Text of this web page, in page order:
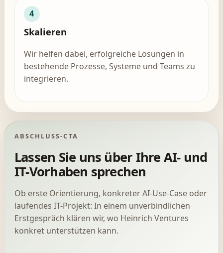
4
Skalieren
Wir helfen dabei, erfolgreiche Lösungen in
bestehende Prozesse, Systeme und Teams zu
integrieren.
ABSCHLUSS-CTA
Lassen Sie uns über Ihre AI- und
IT-Vorhaben sprechen
Ob erste Orientierung, konkreter AI-Use-Case oder
laufendes IT-Projekt: In einem unverbindlichen
Erstgespräch klären wir, wo Heinrich Ventures
konkret unterstützen kann.